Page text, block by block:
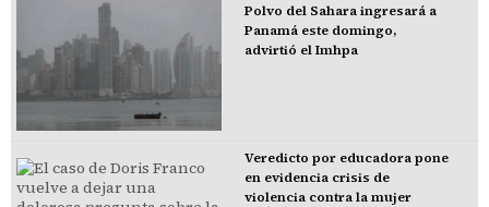
Polvo del Sahara ingresará a
Panamá este domingo,
advirtió el Imhpa
Veredicto por educadora pone
en evidencia crisis de
violencia contra la mujer